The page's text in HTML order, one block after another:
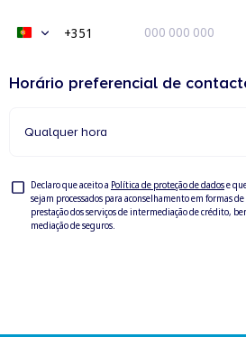
Portugal+351
Horário preferencial de
Qualquer hora
Privacy
Check
Declaro que aceito a Política de proteção de dadose
sejam processados para aconselhamento em formas
prestação dos serviços de intermediação de crédito,
mediação de seguros.